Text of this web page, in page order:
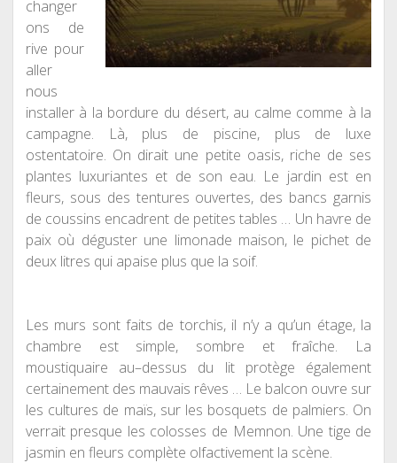
changer
ons de
rive pour
aller
nous
installer à la bordure du désert, au calme comme à la
campagne. Là, plus de piscine, plus de luxe
ostentatoire. On dirait une petite oasis, riche de ses
plantes luxuriantes et de son eau. Le jardin est en
fleurs, sous des tentures ouvertes, des bancs garnis
de coussins encadrent de petites tables … Un havre de
paix où déguster une limonade maison, le pichet de
deux litres qui apaise plus que la soif.
Les murs sont faits de torchis, il n’y a qu’un étage, la
chambre est simple, sombre et fraîche. La
moustiquaire au–dessus du lit protège également
certainement des mauvais rêves … Le balcon ouvre sur
les cultures de maïs, sur les bosquets de palmiers. On
verrait presque les colosses de Memnon. Une tige de
jasmin en fleurs complète olfactivement la scène.